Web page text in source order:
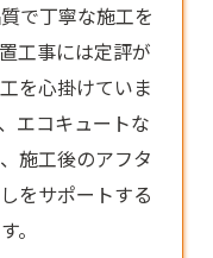
で丁寧な施工を
工事には定評が
を心掛けていま
エコキュートな
施工後のアフタ
をサポートする
。